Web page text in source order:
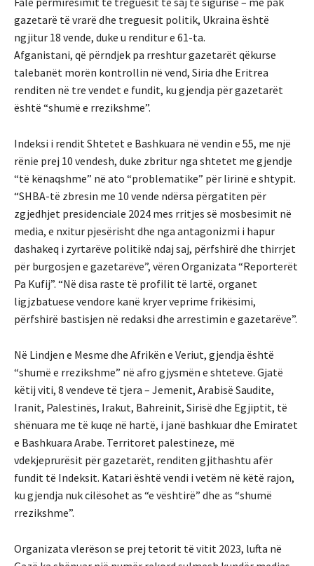
gazetarë të vrarë dhe treguesit politik, Ukraina është
ngjitur 18 vende, duke u renditur e 61-ta.
Afganistani, që përndjek pa rreshtur gazetarët qëkurse
talebanët morën kontrollin në vend, Siria dhe Eritrea
renditen në tre vendet e fundit, ku gjendja për gazetarët
është “shumë e rrezikshme”.
Indeksi i rendit Shtetet e Bashkuara në vendin e 55, me një
rënie prej 10 vendesh, duke zbritur nga shtetet me gjendje
“të kënaqshme” në ato “problematike” për lirinë e shtypit.
“SHBA-të zbresin me 10 vende ndërsa përgatiten për
zgjedhjet presidenciale 2024 mes rritjes së mosbesimit në
media, e nxitur pjesërisht dhe nga antagonizmi i hapur
dashakeq i zyrtarëve politikë ndaj saj, përfshirë dhe thirrjet
për burgosjen e gazetarëve”, vëren Organizata “Reporterët
Pa Kufij”. “Në disa raste të profilit të lartë, organet
ligjzbatuese vendore kanë kryer veprime frikësimi,
përfshirë bastisjen në redaksi dhe arrestimin e gazetarëve”.
Në Lindjen e Mesme dhe Afrikën e Veriut, gjendja është
“shumë e rrezikshme” në afro gjysmën e shteteve. Gjatë
këtij viti, 8 vendeve të tjera – Jemenit, Arabisë Saudite,
Iranit, Palestinës, Irakut, Bahreinit, Sirisë dhe Egjiptit, të
shënuara me të kuqe në hartë, i janë bashkuar dhe Emiratet
e Bashkuara Arabe. Territoret palestineze, më
vdekjeprurësit për gazetarët, renditen gjithashtu afër
fundit të Indeksit. Katari është vendi i vetëm në këtë rajon,
ku gjendja nuk cilësohet as “e vështirë” dhe as “shumë
rrezikshme”.
Organizata vlerëson se prej tetorit të vitit 2023, lufta në